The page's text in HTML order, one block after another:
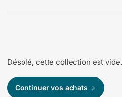
Désolé, cette collection est vide.
Continuer vos achats